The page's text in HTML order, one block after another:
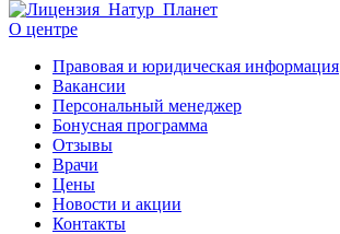
О центре
Правовая и юридическая информация
Вакансии
Персональный менеджер
Бонусная программа
Отзывы
Врачи
Цены
Новости и акции
Контакты